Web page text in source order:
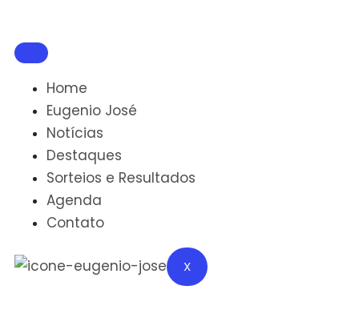
Home
Eugenio José
Notícias
Destaques
Sorteios e Resultados
Agenda
Contato
X